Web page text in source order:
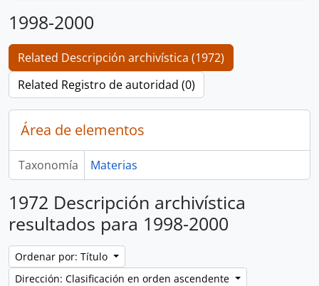
1998-2000
Related Descripción archivística (1972)
Related Registro de autoridad (0)
Área de elementos
Taxonomía Materias
1972 Descripción archivística
resultados para 1998-2000
Ordenar por: Título
Dirección: Clasificación en orden ascendente